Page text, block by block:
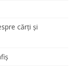
cărți și